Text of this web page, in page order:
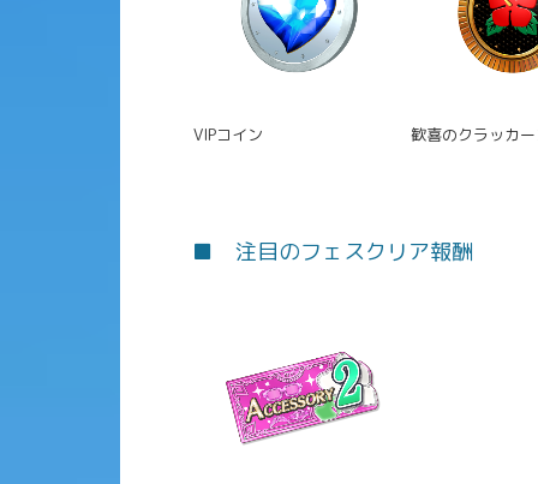
VIPコイン 歓喜のクラッカ
■ 注目のフェスクリア報酬